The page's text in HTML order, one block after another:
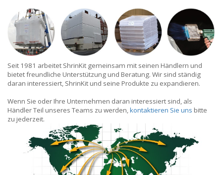
Seit 1981 arbeitet ShrinKit gemeinsam mit seinen Händlern und
bietet freundliche Unterstützung und Beratung. Wir sind ständig
daran interessiert, ShrinKit und seine Produkte zu expandieren.
Wenn Sie oder Ihre Unternehmen daran interessiert sind, als
Händler Teil unseres Teams zu werden,kontaktieren Sie uns bitte
zu jederzeit.